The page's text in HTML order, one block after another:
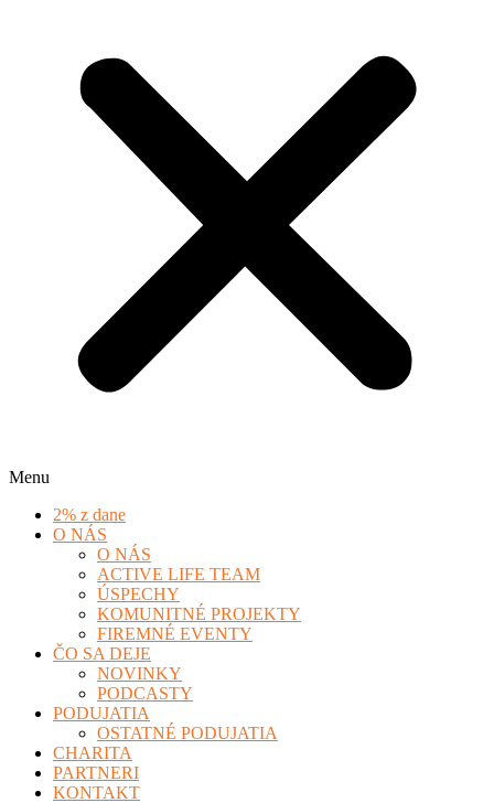
Menu
2% z dane
O NÁS
O NÁS
ACTIVE LIFE TEAM
ÚSPECHY
KOMUNITNÉ PROJEKTY
FIREMNÉ EVENTY
ČO SA DEJE
NOVINKY
PODCASTY
PODUJATIA
OSTATNÉ PODUJATIA
CHARITA
PARTNERI
KONTAKT